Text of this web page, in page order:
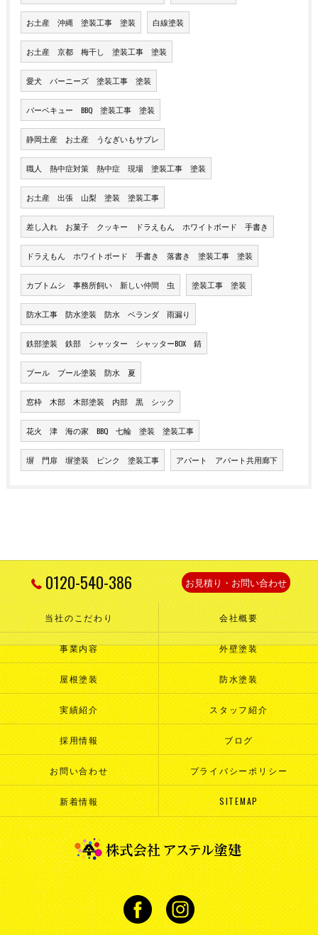
お土産 沖縄 塗装工事 塗装 白線塗装
お土産 京都 梅干し 塗装工事 塗装
愛犬 バーニーズ 塗装工事 塗装
バーベキュー BBQ 塗装工事 塗装
静岡土産 お土産 うなぎいもサブレ
職人 熱中症対策 熱中症 現場 塗装工事 塗装
お土産 出張 山梨 塗装 塗装工事
差し入れ お菓子 クッキー ドラえもん ホワイトボード 手書き
ドラえもん ホワイトボード 手書き 落書き 塗装工事 塗装
カブトムシ 事務所飼い 新しい仲間 虫 塗装工事 塗装
防水工事 防水塗装 防水 ベランダ 雨漏り
鉄部塗装 鉄部 シャッター シャッターBOX 錆
プール プール塗装 防水 夏
窓枠 木部 木部塗装 内部 黒 シック
花火 津 海の家 BBQ 七輪 塗装 塗装工事
塀 門扉 塀塗装 ピンク 塗装工事 アパート アパート共用廊下
0120-540-386 お見積り・お問い合わせ
当社のこだわり 会社概要
事業内容 外壁塗装
屋根塗装 防水塗装
実績紹介 スタッフ紹介
採用情報 ブログ
お問い合わせ プライバシーポリシー
新着情報 SITEMAP